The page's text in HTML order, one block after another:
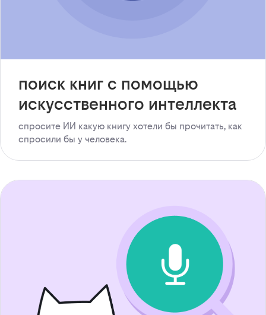
поиск книг с помощью
искусственного интеллекта
спросите ИИ какую книгу хотели бы прочитать, как
спросили бы у человека.